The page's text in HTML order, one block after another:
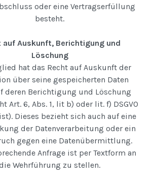
oder eine Vertragserfüllung
besteht.
auf Auskunft, Berichtigung und
Löschung
hat das Recht auf Auskunft der
über seine gespeicherten Daten
deren Berichtigung und Löschung
Art. 6, Abs. 1, lit b) oder lit. f) DSGVO
Dieses bezieht sich auch auf eine
der Datenverarbeitung oder ein
gegen eine Datenübermittlung.
Anfrage ist per Textform an
Wehrführung zu stellen.